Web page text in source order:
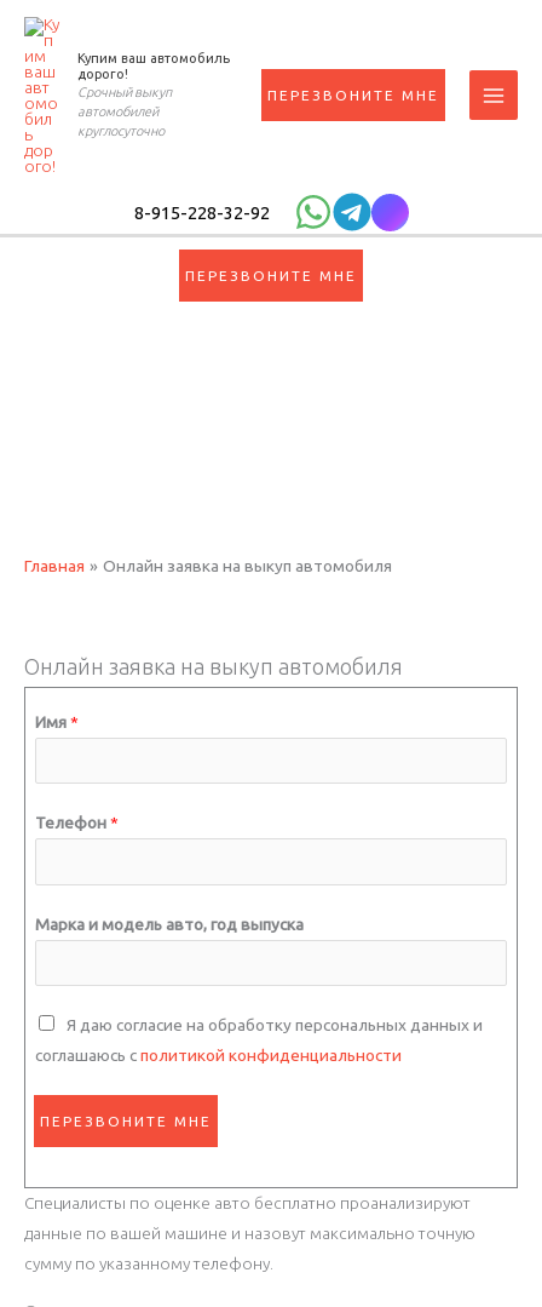
Перейти
содержимому
Купим ваш автомобиль
дорого!
Срочный выкуп
автомобилей
круглосуточно
ПЕРЕЗВОНИТЕ МНЕ
8-915-228-32-92
ПЕРЕЗВОНИТЕ МНЕ
Главная Онлайн заявка на выкуп автомобиля
Онлайн заявка на выкуп автомобиля
Имя*
Телефон*
Марка и модель авто, год выпуска
С
о
л
а
и
е
*
Я даю согласие на обработку персональных данных и
соглашаюсь сполитикой конфиденциальности
ПЕРЕЗВОНИТЕ МНЕ
Специалисты по оценке авто бесплатно проанализируют
данные по вашей машине и назовут максимально точную
сумму по указанному телефону.